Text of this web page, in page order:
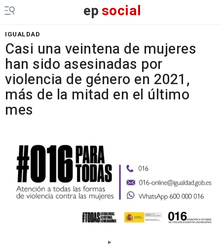
epsocial
IGUALDAD
Casi una veintena de mujeres
han sido asesinadas por
violencia de género en 2021,
más de la mitad en el último
mes